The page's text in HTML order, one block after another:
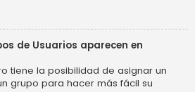
de Usuarios aparecen en
tiene la posibilidad de asignar un
grupo para hacer más fácil su